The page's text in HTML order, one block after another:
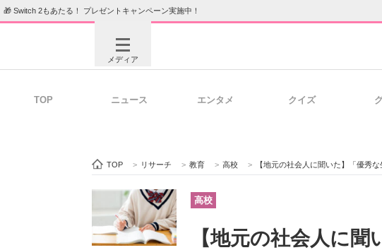
🎁 Switch 2もあたる！ プレゼントキャンペーン実施中！
メディア
ビジネスと働き方のヒント
TOP ニュース エンタメ クイズ
TOP > リサーチ > 教育 > 高校 > 【地元の社会人に聞いた】「優秀な生徒が多いと思う熊
高校
【地元の社会人に